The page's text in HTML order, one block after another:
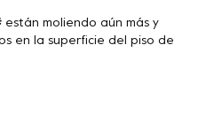
están moliendo aún más y
en la superficie del piso de